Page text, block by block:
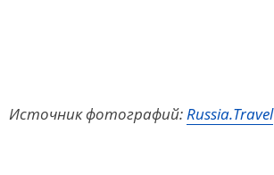
Источник фотографий:Russia.Travel